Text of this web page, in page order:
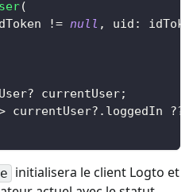
(
!= null , uid :
? currentUser;
currentUser? . loggedIn ??
initialisera le client Logto et